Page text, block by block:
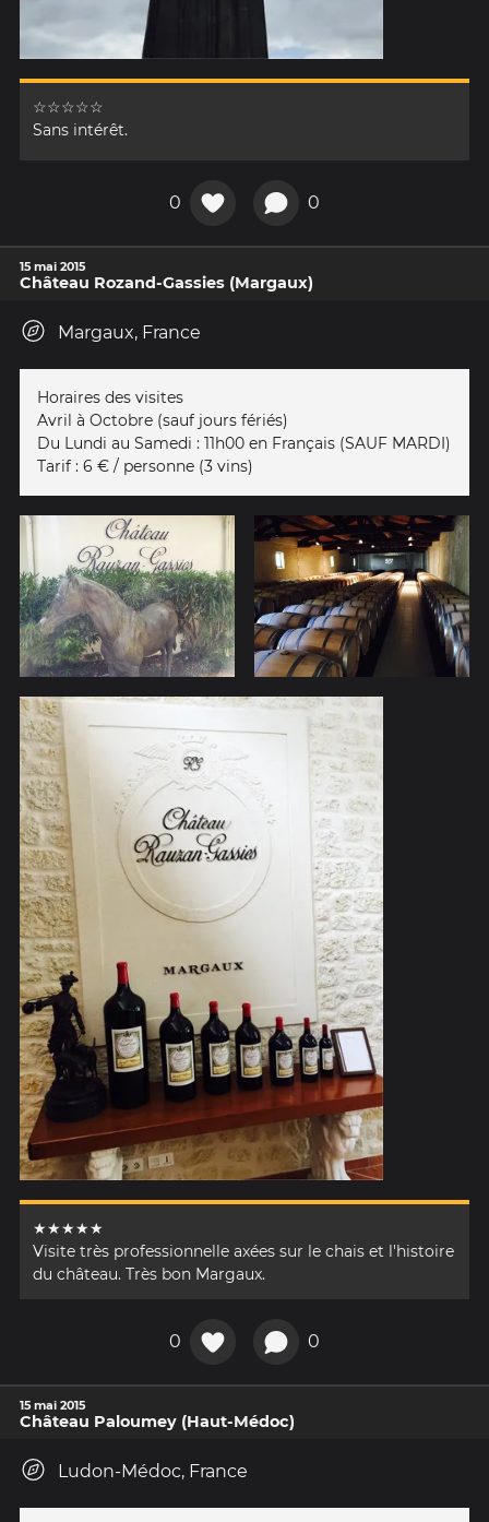
☆☆☆☆☆
Sans intérêt.
0 0
15 mai 2015
Château Rozand-Gassies (Margaux)
Margaux, France
Horaires des visites
Avril à Octobre (sauf jours fériés)
Du Lundi au Samedi : 11h00 en Français (SAUF MARDI)
Tarif : 6 € / personne (3 vins)
★★★★★
Visite très professionnelle axées sur le chais et l'histoire
du château. Très bon Margaux.
0 0
15 mai 2015
Château Paloumey (Haut-Médoc)
Ludon-Médoc, France